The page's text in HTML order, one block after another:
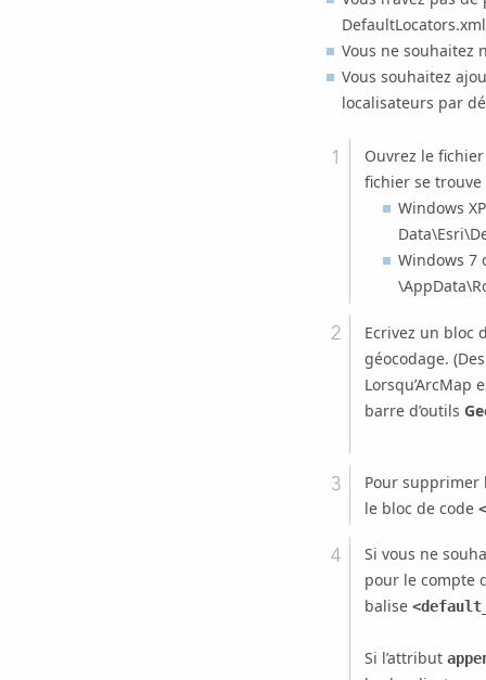
Vous ne souhaitez
Vous souhaitez
localisateurs par
Ouvrez le
fichier se
Windows
Windows 7
Ecrivez un bloc
géocodage.
Lorsqu’ArcMap
barre d’outils
Pour supprimer
le bloc de code
Si vous ne
pour le compte
balise
Si l’attribut